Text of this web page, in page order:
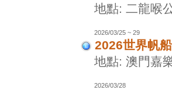
地點: 二龍喉
2026/03/25 ~ 29
2026世界帆
地點: 澳門嘉
2026/03/28